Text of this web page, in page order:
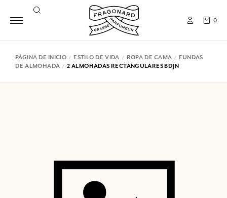
0
PÁGINA DE INICIO ESTILO DE VIDA ROPA DE CAMA
FUNDAS
DE ALMOHADA
2 ALMOHADAS RECTANGULARES BDJN